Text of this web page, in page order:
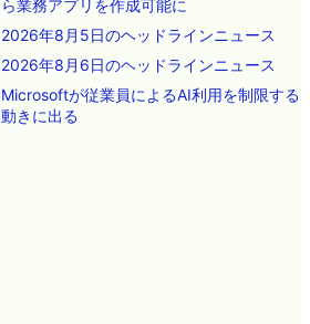
ら業務アプリを作成可能に
2026年8月5日のヘッドラインニュース
2026年8月6日のヘッドラインニュース
Microsoftが従業員によるAI利用を制限する
動きに出る